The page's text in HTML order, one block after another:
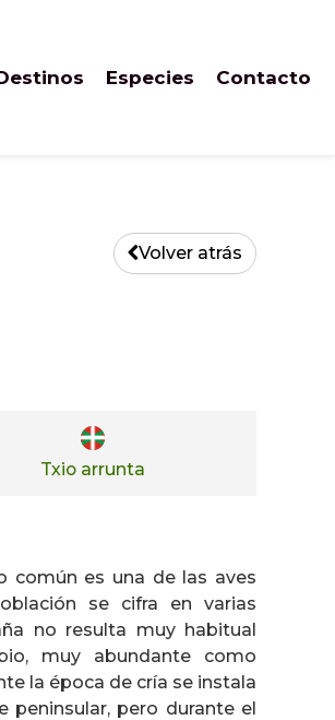
Especies Contacto
Volver atrás
Txio arrunta
común es una de las aves
se cifra en varias
no resulta muy habitual
muy abundante como
la época de cría se instala
peninsular, pero durante el